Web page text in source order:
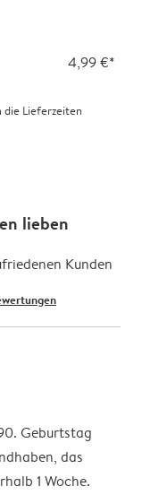
4,99 €*
die Lieferzeiten
lieben
Kunden
Geburtstag
das
1 Woche.